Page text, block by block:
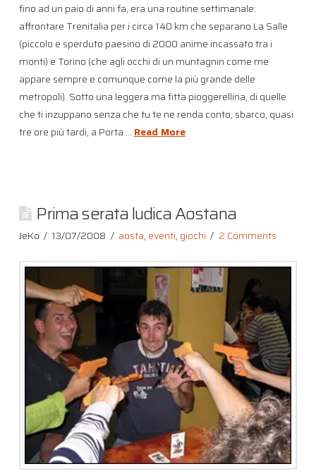
fino ad un paio di anni fa, era una routine settimanale:
affrontare Trenitalia per i circa 140 km che separano La Salle
(piccolo e sperduto paesino di 2000 anime incassato tra i
monti) e Torino (che agli occhi di un muntagnin come me
appare sempre e comunque come la più grande delle
metropoli). Sotto una leggera ma fitta pioggerellina, di quelle
che ti inzuppano senza che tu te ne renda conto, sbarco, quasi
tre ore più tardi, a Porta … Read More
Prima serata ludica Aostana
JeKo 13/07/2008 aosta, eventi, giochi 2 Comments